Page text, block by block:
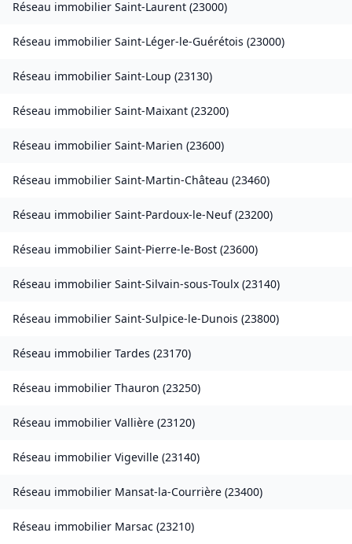
Réseau immobilier Saint-Laurent (23000)
Réseau immobilier Saint-Léger-le-Guérétois (23000)
Réseau immobilier Saint-Loup (23130)
Réseau immobilier Saint-Maixant (23200)
Réseau immobilier Saint-Marien (23600)
Réseau immobilier Saint-Martin-Château (23460)
Réseau immobilier Saint-Pardoux-le-Neuf(23200)
Réseau immobilier Saint-Pierre-le-Bost (23600)
Réseau immobilier Saint-Silvain-sous-Toulx (23140)
Réseau immobilier Saint-Sulpice-le-Dunois (23800)
Réseau immobilier Tardes (23170)
Réseau immobilier Thauron (23250)
Réseau immobilier Vallière (23120)
Réseau immobilier Vigeville (23140)
Réseau immobilier Mansat-la-Courrière (23400)
Réseau immobilier Marsac (23210)